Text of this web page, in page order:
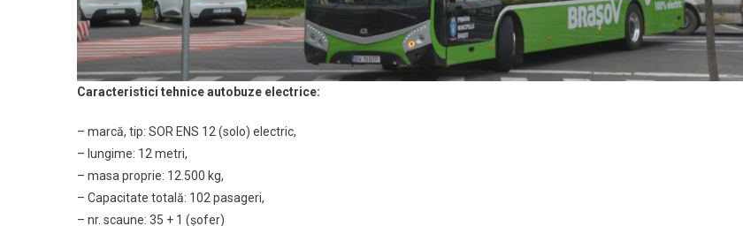
Caracteristici tehnice autobuze electrice:
– marcă, tip: SOR ENS 12 (solo) electric,
– lungime: 12 metri,
– masa proprie: 12.500 kg,
– Capacitate totală: 102 pasageri,
– nr. scaune: 35 + 1 (șofer)